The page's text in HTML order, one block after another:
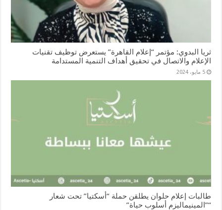
ثريا البدوي: مؤتمر “إعلام القاهرة” يستعرض توظيف تقنيات
الإعلام والاتصال في تحقيق أهداف التنمية المستدامة
5 مايو، 2024
طالبات إعلام حلوان يطلقن حملة “أسكتيا” تحت شعار
“”المينيماليزم أسلوب حياة”